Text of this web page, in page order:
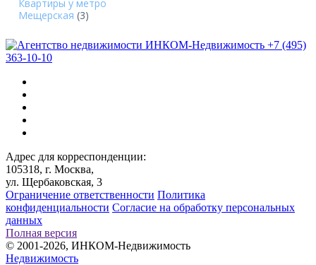
Квартиры у метро
Мещерская (3)
+7 (495)
363-10-10
Адрес для корреспонденции:
105318, г. Москва,
ул. Щербаковская, 3
Ограничение ответственности Политика
конфиденциальности Согласие на обработку персональных
данных
Полная версия
© 2001-2026, ИНКОМ-Недвижимость
Недвижимость